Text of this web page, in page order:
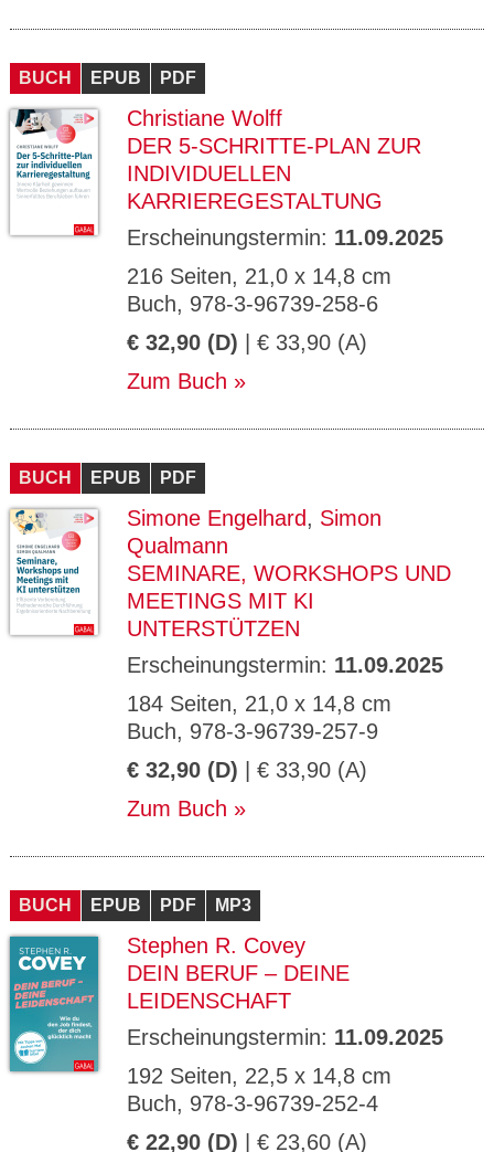
BUCH EPUB PDF
Christiane Wolff
DER 5-SCHRITTE-PLAN ZUR
INDIVIDUELLEN
KARRIEREGESTALTUNG
Erscheinungstermin: 11.09.2025
216 Seiten, 21,0 x 14,8 cm
Buch, 978-3-96739-258-6
€ 32,90 (D) | € 33,90 (A)
Zum Buch
BUCH EPUB PDF
Simone Engelhard, Simon
Qualmann
SEMINARE, WORKSHOPS UND
MEETINGS MIT KI
UNTERSTÜTZEN
Erscheinungstermin: 11.09.2025
184 Seiten, 21,0 x 14,8 cm
Buch, 978-3-96739-257-9
€ 32,90 (D) | € 33,90 (A)
Zum Buch
BUCH EPUB PDF MP3
Stephen R. Covey
DEIN BERUF – DEINE
LEIDENSCHAFT
Erscheinungstermin: 11.09.2025
192 Seiten, 22,5 x 14,8 cm
Buch, 978-3-96739-252-4
€ 22,90 (D) | € 23,60 (A)